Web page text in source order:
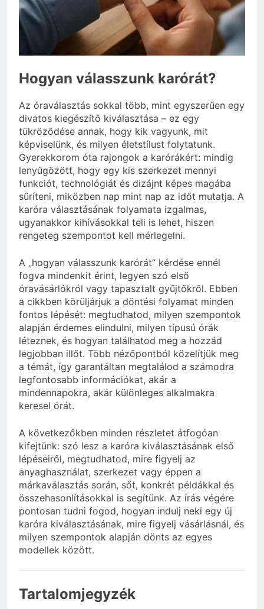
3 Nap Ezelőtt
Hogyan válasszunk karórát?
Az óraválasztás sokkal több, mint egyszerűen egy
divatos kiegészítő kiválasztása – ez egy
tükröződése annak, hogy kik vagyunk, mit
képviselünk, és milyen életstílust folytatunk.
Gyerekkorom óta rajongok a karórákért: mindig
lenyűgözött, hogy egy kis szerkezet mennyi
funkciót, technológiát és dizájnt képes magába
sűríteni, miközben nap mint nap az időt mutatja. A
karóra választásának folyamata izgalmas,
ugyanakkor kihívásokkal teli is lehet, hiszen
rengeteg szempontot kell mérlegelni.
A „hogyan válasszunk karórát” kérdése ennél
fogva mindenkit érint, legyen szó első
óravásárlókról vagy tapasztalt gyűjtőkről. Ebben
a cikkben körüljárjuk a döntési folyamat minden
fontos lépését: megtudhatod, milyen szempontok
alapján érdemes elindulni, milyen típusú órák
léteznek, és hogyan találhatod meg a hozzád
legjobban illőt. Több nézőpontból közelítjük meg
a témát, így garantáltan megtalálod a számodra
legfontosabb információkat, akár a
mindennapokra, akár különleges alkalmakra
keresel órát.
A következőkben minden részletet átfogóan
kifejtünk: szó lesz a karóra kiválasztásának első
lépéseiről, megtudhatod, mire figyelj az
anyaghasználat, szerkezet vagy éppen a
márkaválasztás során, sőt, konkrét példákkal és
összehasonlításokkal is segítünk. Az írás végére
pontosan tudni fogod, hogyan indulj neki egy új
karóra kiválasztásának, mire figyelj vásárlásnál, és
milyen szempontok alapján dönts az egyes
modellek között.
Tartalomjegyzék